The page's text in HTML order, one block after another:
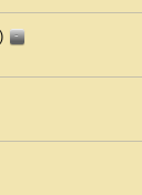
) -